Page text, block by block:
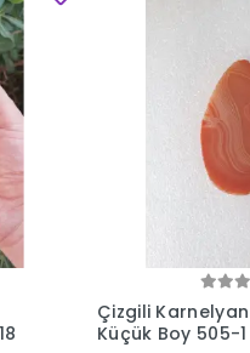
Çizgili
Küçük Boy 505-1